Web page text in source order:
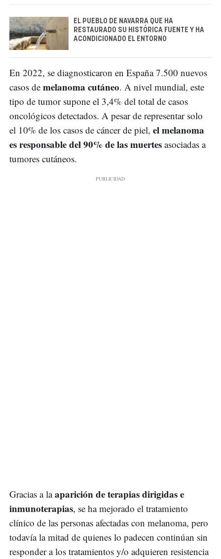
EL PUEBLO DE NAVARRA QUE HA
RESTAURADO SU HISTÓRICA FUENTE Y HA
ACONDICIONADO EL ENTORNO
En 2022, se diagnosticaron en España 7.500 nuevos
casos de melanoma cutáneo. A nivel mundial, este
tipo de tumor supone el 3,4% del total de casos
oncológicos detectados. A pesar de representar solo
el 10% de los casos de cáncer de piel, el melanoma
es responsable del 90% de las muertes asociadas a
tumores cutáneos.
Gracias a laaparición de terapias dirigidas e
inmunoterapias, se ha mejorado el tratamiento
clínico de las personas afectadas con melanoma, pero
todavía la mitad de quienes lo padecen continúan sin
responder a los tratamientos y/o adquieren resistencia